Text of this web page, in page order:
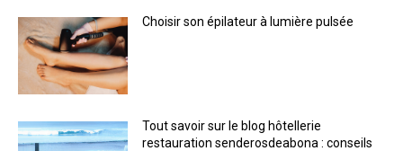
Choisir son épilateur à lumière pulsée
Tout savoir sur le blog hôtellerie
restauration senderosdeabona : conseils